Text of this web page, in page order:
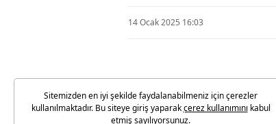
14 Ocak 2025 16:03
Sitemizden en iyi şekilde faydalanabilmeniz için çerezler
kullanılmaktadır. Bu siteye giriş yaparakçerez kullanımını kabul
etmiş sayılıyorsunuz.